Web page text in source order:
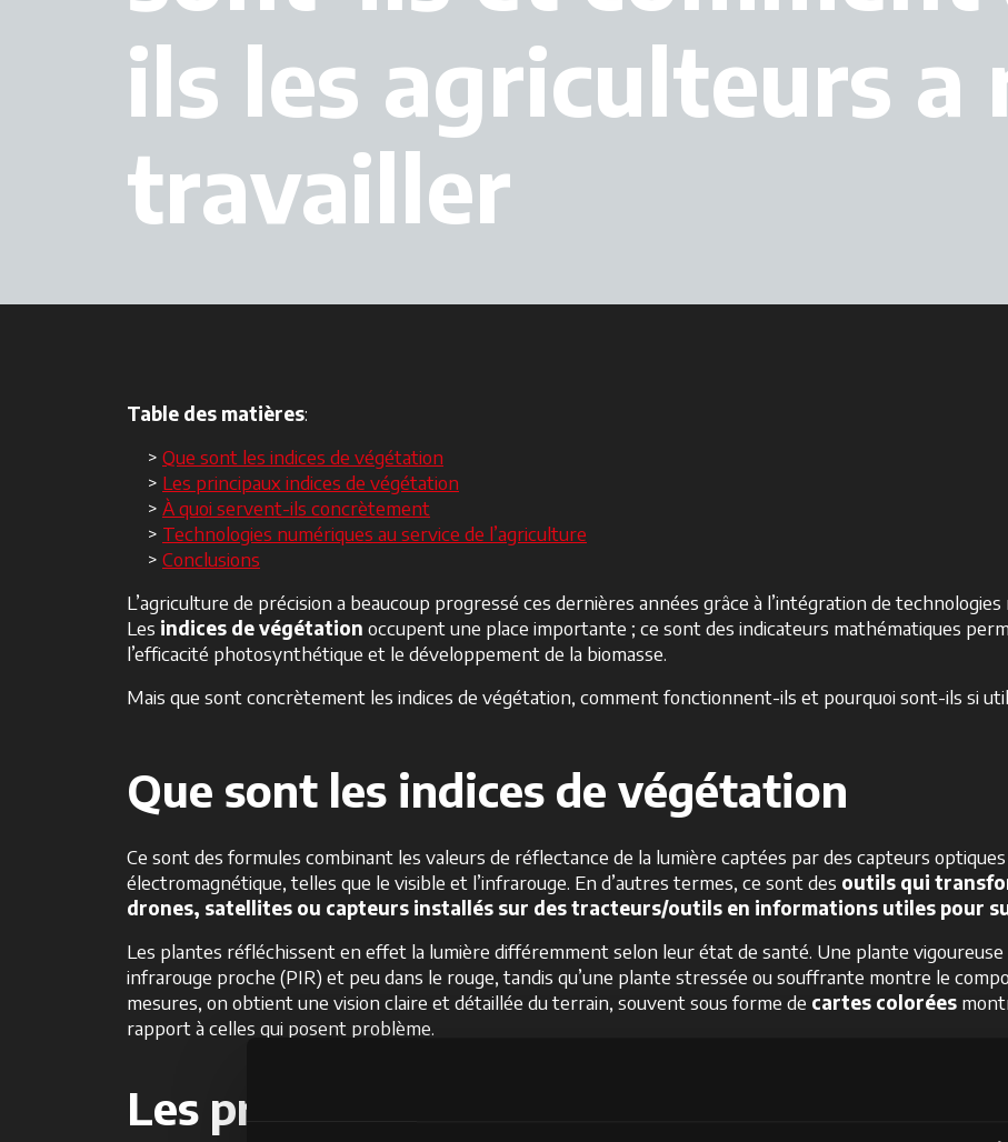
ils les agriculteurs a
travailler
Table des matières:
Que sont les indices de végétation
Les principaux indices de végétation
À quoi servent-ils concrètement
Technologies numériques au service de l’agriculture
Conclusions
L’agriculture de précision a beaucoup progressé ces dernières années grâce à l’intégration de technologies
Les indices de végétation occupent une place importante ; ce sont des indicateurs mathématiques
l’efficacité photosynthétique et le développement de la biomasse.
Mais que sont concrètement les indices de végétation, comment fonctionnent-ils et pourquoi sont-ils si
Que sont les indices de végétation
Ce sont des formules combinant les valeurs de réflectance de la lumière captées par des capteurs
électromagnétique, telles que le visible et l’infrarouge. En d’autres termes, ce sont des outils qui
drones, satellites ou capteurs installés sur des tracteurs/outils en informations utiles pour
Les plantes réfléchissent en effet la lumière différemment selon leur état de santé. Une plante
infrarouge proche (PIR) et peu dans le rouge, tandis qu’une plante stressée ou souffrante montre le
mesures, on obtient une vision claire et détaillée du terrain, souvent sous forme de cartes colorées
rapport à celles qui posent problème.
Les principaux indices de végétation